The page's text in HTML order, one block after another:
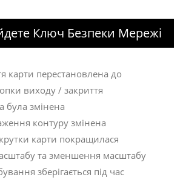
Ключ Безпеки Мережі
карти перестановлена ​​до
виходу / закриття
була змінена
контуру змінена
карти покращилася
та зменшення масштабу
зберігається під час